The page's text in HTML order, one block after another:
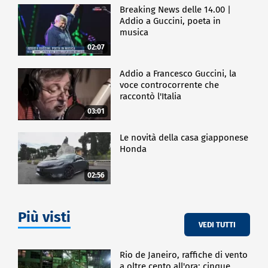
02:07
Breaking News delle 14.00 |
Addio a Guccini, poeta in
musica
03:01
Addio a Francesco Guccini, la
voce controcorrente che
raccontò l'Italia
02:56
Le novità della casa giapponese
Honda
Più visti VEDI TUTTI
Rio de Janeiro, raffiche di vento